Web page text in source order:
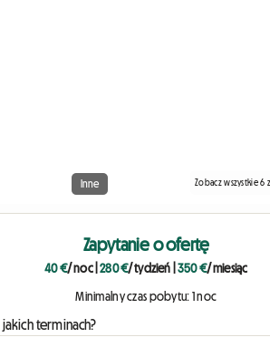
Inne Zobacz wszystkie 6
Zapytanie o ofertę
40 €/ noc|280 €/ tydzień 350 €/ miesiąc
Minimalny czas pobytu: 1 noc
jakich terminach?